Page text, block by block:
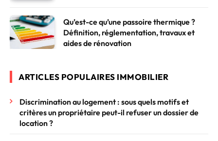
Qu’est-ce qu’une passoire thermique ?
Définition, réglementation, travaux et
aides de rénovation
ARTICLES POPULAIRES IMMOBILIER
Discrimination au logement : sous quels motifs et
critères un propriétaire peut-il refuser un dossier de
location ?